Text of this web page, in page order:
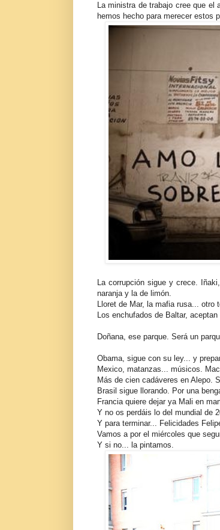
La ministra de trabajo cree que
hemos hecho para merecer estos
La corrupción sigue y crece.
naranja y la de limón.
Lloret de Mar, la mafia rusa... otro
Los enchufados de Baltar,
Doñana, ese parque. Será un
Obama, sigue con su ley... y
Mexico, matanzas... músicos.
Más de cien cadáveres en Alepo.
Brasil sigue llorando. Por una
Francia quiere dejar ya Mali en
Y no os perdáis lo del mundial de
Y para terminar... Felicidades
Vamos a por el miércoles que
Y si no... la pintamos.